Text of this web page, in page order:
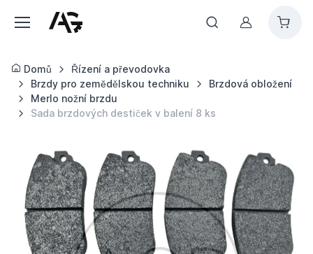
Můj účet
Domů
Řízení a převodovka
Brzdy pro zemědělskou techniku
Brzdová obložení
Merlo nožní brzdu
Sada brzdových destiček v balení 8 ks